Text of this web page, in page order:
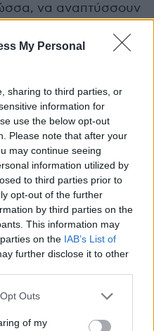
My Personal
sharing to third parties, or
information for
use the below opt-out
Please note that after your
may continue seeing
information utilized by
to third parties prior to
opt-out of the further
by third parties on the
This information may
on the IAB’s List of
further disclose it to other
uses one or more Google
You may click to
Outs
of my
να αναπτύσσουν
ευσεβή λαού μας που
αυτές οι ελπίδες
την Ενωτική
αντιμετώπισης της
ουσιαστικά
εκατομμύρια
την κοινωνία με
Χριστού.
έβαλε τέλος στο
Ουκρανία, παρά το
Αλλά εμείς είμαστε
τη σοφή και όντως